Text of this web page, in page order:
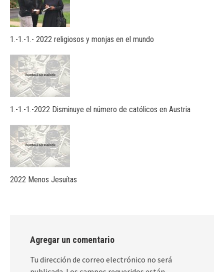
1.-1.-1.- 2022 religiosos y monjas en el mundo
1.-1.-1.-2022 Disminuye el número de católicos en Austria
2022 Menos Jesuítas
Agregar un comentario
Tu dirección de correo electrónico no será